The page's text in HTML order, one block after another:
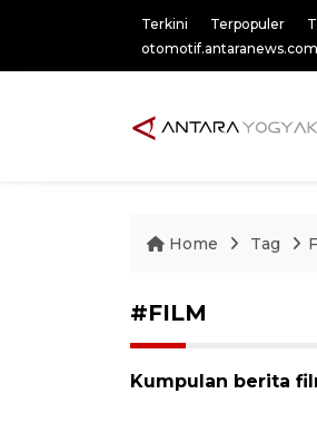
Terkini Terpopuler
otomotif.antaranews.com
Home Tag
#FILM
Kumpulan berita